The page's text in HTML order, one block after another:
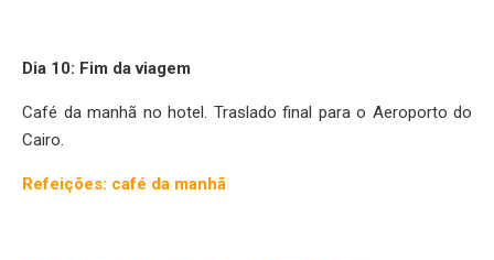
Dia 10: Fim da viagem
Café da manhã no hotel. Traslado final para o Aeroporto do
Cairo.
Refeições: café da manhã